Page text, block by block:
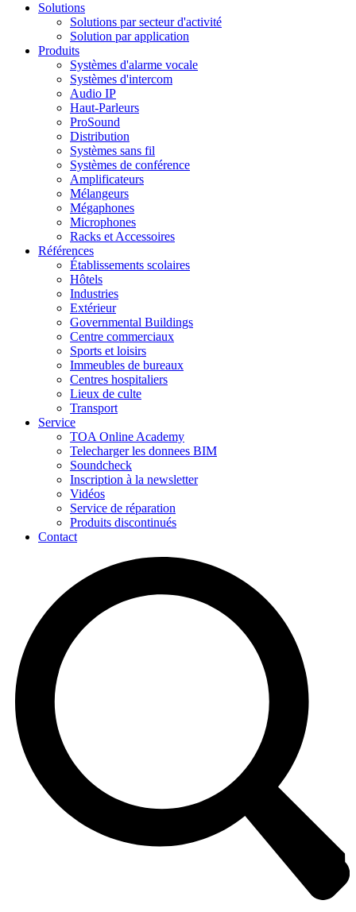
Solutions
Solutions par secteur d'activité
Solution par application
Produits
Systèmes d'alarme vocale
Systèmes d'intercom
Audio IP
Haut-Parleurs
ProSound
Distribution
Systèmes sans fil
Systèmes de conférence
Amplificateurs
Mélangeurs
Mégaphones
Microphones
Racks et Accessoires
Références
Établissements scolaires
Hôtels
Industries
Extérieur
Governmental Buildings
Centre commerciaux
Sports et loisirs
Immeubles de bureaux
Centres hospitaliers
Lieux de culte
Transport
Service
TOA Online Academy
Telecharger les donnees BIM
Soundcheck
Inscription à la newsletter
Vidéos
Service de réparation
Produits discontinués
Contact